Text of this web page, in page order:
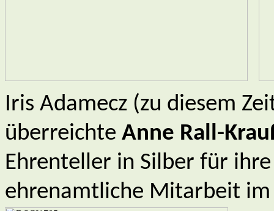
Iris Adamecz (zu diesem
überreichte Anne Rall-
Ehrenteller in Silber für
ehrenamtliche Mitarbeit im